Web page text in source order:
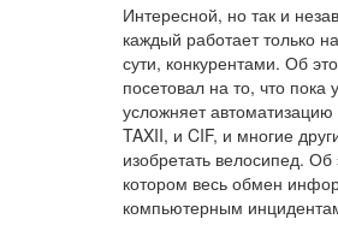
Интересной, но так и
каждый работает только
сути, конкурентами. Об
посетовал на то, что
усложняет
TAXII, и CIF, и многие
изобретать велосипед. Об
котором весь обмен
компьютерным